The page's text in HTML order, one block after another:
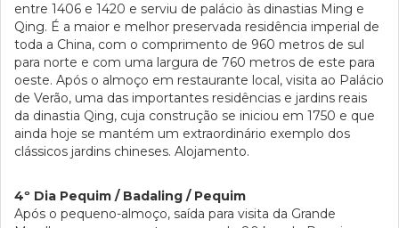
entre 1406 e 1420 e serviu de palácio às dinastias Ming e
Qing. É a maior e melhor preservada residência imperial de
toda a China, com o comprimento de 960 metros de sul
para norte e com uma largura de 760 metros de este para
oeste. Após o almoço em restaurante local, visita ao Palácio
de Verão, uma das importantes residências e jardins reais
da dinastia Qing, cuja construção se iniciou em 1750 e que
ainda hoje se mantém um extraordinário exemplo dos
clássicos jardins chineses. Alojamento.
4º Dia Pequim / Badaling / Pequim
Após o pequeno-almoço, saída para visita da Grande